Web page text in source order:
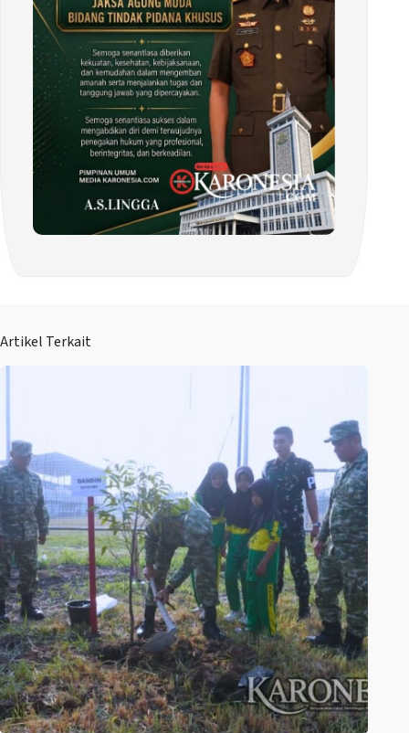
Artikel Terkait